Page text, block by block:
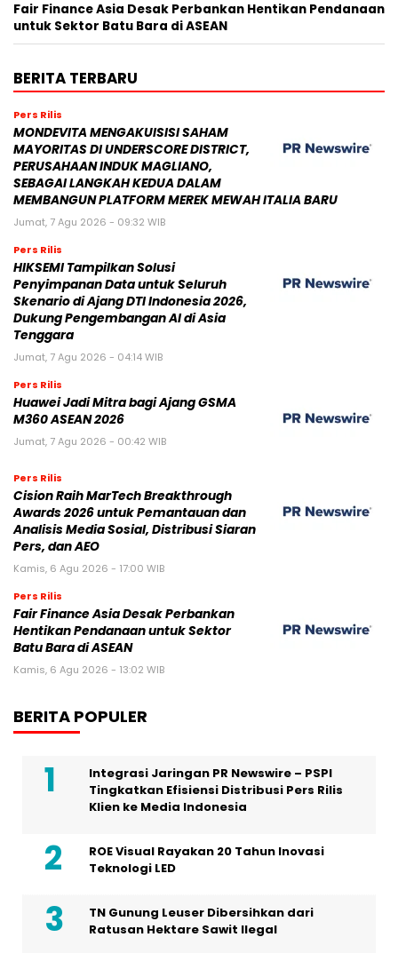
Fair Finance Asia Desak Perbankan Hentikan Pendanaan
untuk Sektor Batu Bara di ASEAN
BERITA TERBARU
Pers Rilis
MONDEVITA MENGAKUISISI SAHAM
MAYORITAS DI UNDERSCORE DISTRICT,
PERUSAHAAN INDUK MAGLIANO,
SEBAGAI LANGKAH KEDUA DALAM
MEMBANGUN PLATFORM MEREK MEWAH ITALIA BARU
Jumat, 7 Agu 2026 - 09:32 WIB
Pers Rilis
HIKSEMI Tampilkan Solusi
Penyimpanan Data untuk Seluruh
Skenario di Ajang DTI Indonesia 2026,
Dukung Pengembangan AI di Asia
Tenggara
Jumat, 7 Agu 2026 - 04:14 WIB
Pers Rilis
Huawei Jadi Mitra bagi Ajang GSMA
M360 ASEAN 2026
Jumat, 7 Agu 2026 - 00:42 WIB
Pers Rilis
Cision Raih MarTech Breakthrough
Awards 2026 untuk Pemantauan dan
Analisis Media Sosial, Distribusi Siaran
Pers, dan AEO
Kamis, 6 Agu 2026 - 17:00 WIB
Pers Rilis
Fair Finance Asia Desak Perbankan
Hentikan Pendanaan untuk Sektor
Batu Bara di ASEAN
Kamis, 6 Agu 2026 - 13:02 WIB
BERITA POPULER
Integrasi Jaringan PR Newswire – PSPI
Tingkatkan Efisiensi Distribusi Pers Rilis
Klien ke Media Indonesia
ROE Visual Rayakan 20 Tahun Inovasi
Teknologi LED
TN Gunung Leuser Dibersihkan dari
Ratusan Hektare Sawit Ilegal